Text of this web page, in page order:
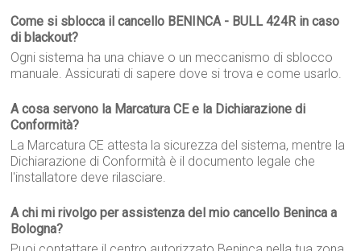
Come si sblocca il cancello BENINCA - BULL 424R in caso
di blackout?
Ogni sistema ha una chiave o un meccanismo di sblocco
manuale. Assicurati di sapere dove si trova e come usarlo.
A cosa servono la Marcatura CE e la Dichiarazione di
Conformità?
La Marcatura CE attesta la sicurezza del sistema, mentre la
Dichiarazione di Conformità è il documento legale che
l'installatore deve rilasciare.
A chi mi rivolgo per assistenza del mio cancello Beninca a
Bologna?